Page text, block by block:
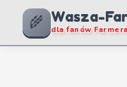
🌾 Wasza-
dla fanów